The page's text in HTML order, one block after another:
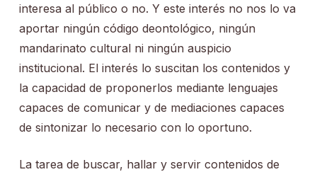
interesa al público o no. Y este interés no nos lo va
aportar ningún código deontológico, ningún
mandarinato cultural ni ningún auspicio
institucional. El interés lo suscitan los contenidos y
la capacidad de proponerlos mediante lenguajes
capaces de comunicar y de mediaciones capaces
de sintonizar lo necesario con lo oportuno.
La tarea de buscar, hallar y servir contenidos de